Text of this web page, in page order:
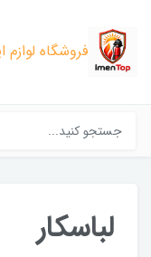
فروشگاه لوازم
لباسکار